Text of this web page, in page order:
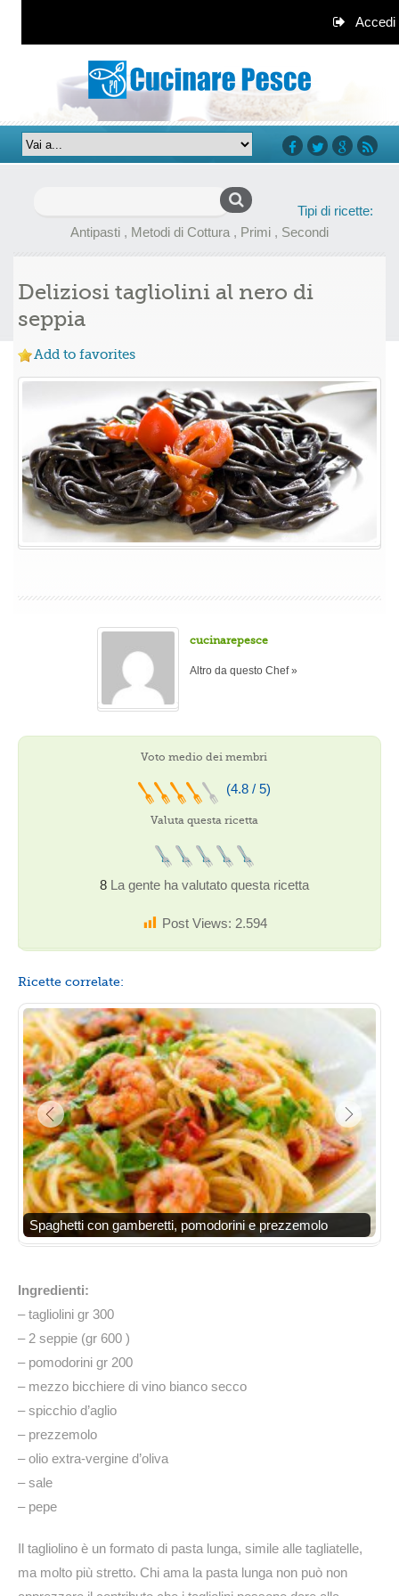
Accedi
Tipi di ricette:
Antipasti , Metodi di Cottura , Primi , Secondi
Deliziosi tagliolini al nero di
seppia
Add to favorites
cucinarepesce
Altro da questo Chef »
Voto medio dei membri
(4.8 / 5)
Valuta questa ricetta
8 La gente ha valutato questa ricetta
Post Views: 2.594
Ricette correlate:
Spaghetti con gamberetti, pomodorini e prezzemolo
Ingredienti:
– tagliolini gr 300
– 2 seppie (gr 600 )
– pomodorini gr 200
– mezzo bicchiere di vino bianco secco
– spicchio d’aglio
– prezzemolo
– olio extra-vergine d’oliva
– sale
– pepe
Il tagliolino è un formato di pasta lunga, simile alle tagliatelle,
ma molto più stretto. Chi ama la pasta lunga non può non